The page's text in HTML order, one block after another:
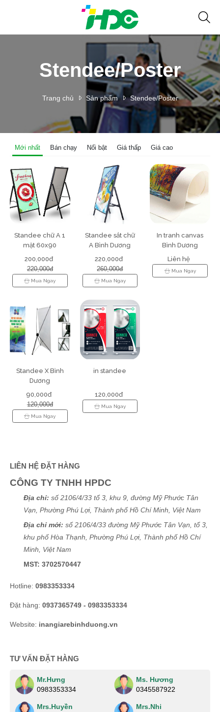
Stendee/Poster
Trang chủ Sản phẩm Stendee/Poster
Mới nhất Bán chạy Nổi bật Giá thấp Giá cao
Standee chữ A 1
mặt 60x90
200,000đ
220,000đ
Mua Ngay
Standee sắt chữ
A Bình Dương
220,000đ
260,000đ
Mua Ngay
In tranh canvas
Bình Dương
Liên hệ
Mua Ngay
Standee X Bình
Dương
90,000đ
120,000đ
Mua Ngay
in standee
120,000đ
Mua Ngay
LIÊN HỆ ĐẶT HÀNG
CÔNG TY TNHH HPDC
Địa chỉ: số 2106/4/33 tổ 3, khu 9, đường Mỹ Phước Tân
Vạn, Phường Phú Lợi, Thành phố Hồ Chí Minh, Việt Nam
Địa chỉ mới: số 2106/4/33 đường Mỹ Phước Tân Vạn, tổ 3,
khu phố Hòa Thạnh, Phường Phú Lợi, Thành phố Hồ Chí
Minh, Việt Nam
MST: 3702570447
Hotline: 0983353334
Đặt hàng: 0937365749 - 0983353334
Website: inangiarebinhduong.vn
TƯ VẤN ĐẶT HÀNG
Mr.Hưng
0983353334
Ms. Hương
0345587922
Mrs.Huyền
Mrs.Nhi